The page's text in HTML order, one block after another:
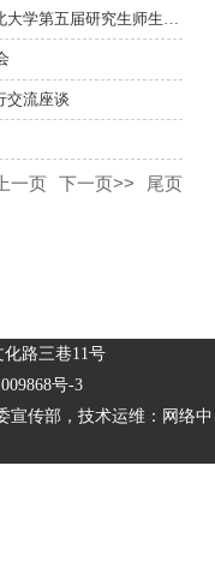
交流座谈
一页 下一页>> 尾页
路三巷11号
号-3
宣传部，技术运维：网络中